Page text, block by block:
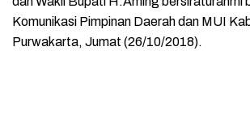
Komunikasi Pimpinan Daerah dan MUI
Purwakarta, Jumat (26/10/2018).